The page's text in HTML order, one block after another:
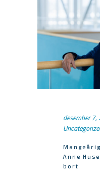
desember
Anne
bort